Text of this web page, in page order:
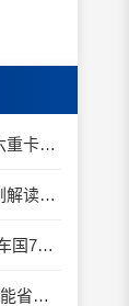
低粘度重载柴机油普及争议：国六重卡长期山区重载工况是否适合0W-20柴油机油？
重磅分享｜中船集团首席专家梁刚解读船舶动力润滑需求
雅富顿OEM经理王银辉分享混动车国7后处理系统的润滑油要求
老车烧机油=上万大修？选对机油能省大钱！